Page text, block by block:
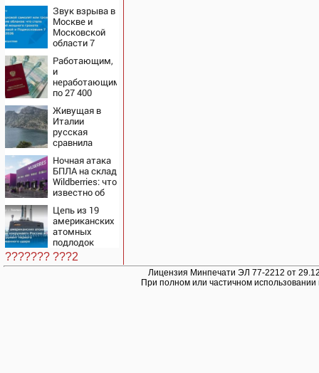
квартиру
Звук взрыва в
Москве и
Московской
области 7
года: Причины,
источник,
откуда был
громкий
хлопок
Работающим,
и
неработающим:
по 27 400
пенсионерам в
сентябре -
PrimaMedia.ru
Живущая в
Италии
русская
сравнила
Европе и в
Крыму
Ночная атака
БПЛА на склад
Wildberries: что
известно об
ударе по
логистическим
центрам
07/08/2026 –
Новости
Цепь из 19
американских
атомных
подлодок
«окружает»
Россию и
??????? ???2
Лицензия Минпечати ЭЛ 77-2212 от
При полном или частичном